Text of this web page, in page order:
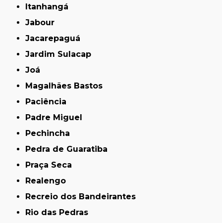
Itanhangá
Jabour
Jacarepaguá
Jardim Sulacap
Joá
Magalhães Bastos
Paciência
Padre Miguel
Pechincha
Pedra de Guaratiba
Praça Seca
Realengo
Recreio dos Bandeirantes
Rio das Pedras